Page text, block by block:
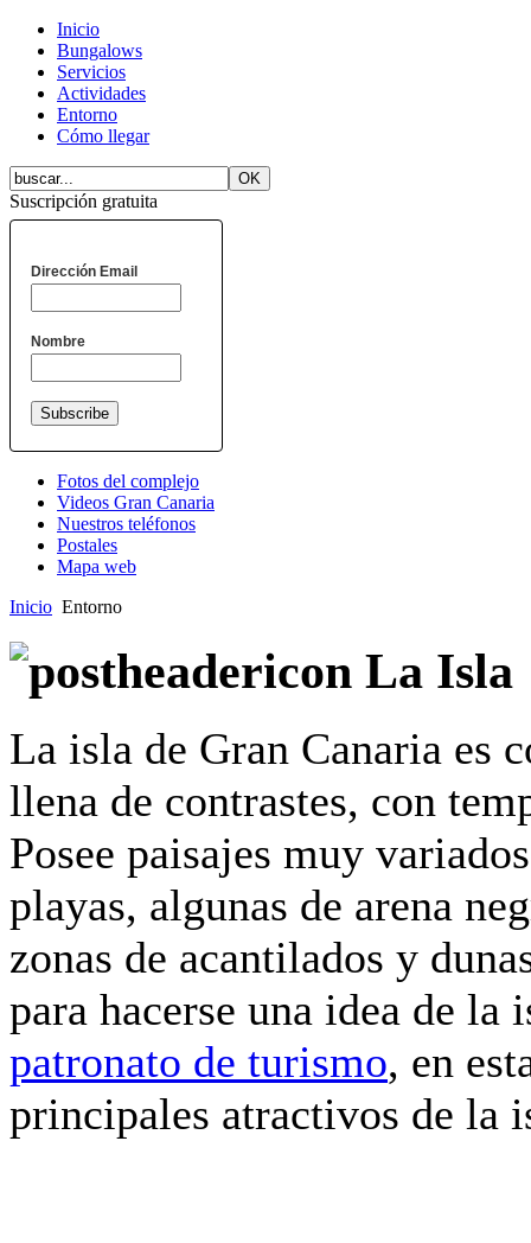
Inicio
Bungalows
Servicios
Actividades
Entorno
Cómo llegar
Suscripción gratuita
Dirección Email
Nombre
Fotos del complejo
Videos Gran Canaria
Nuestros teléfonos
Postales
Mapa web
Inicio Entorno
La Isla
La isla de Gran Canaria es
llena de contrastes, con
Posee paisajes muy
playas, algunas de arena
zonas de acantilados y
para hacerse una idea de
patronato de turismo, en
principales atractivos de la